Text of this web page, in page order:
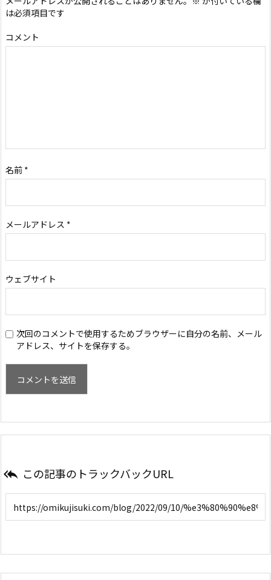
は必須項目です
コメント
名前 *
メールアドレス *
ウェブサイト
次回のコメントで使用するためブラウザーに自分の名前、メール
アドレス、サイトを保存する。
 この記事のトラックバックURL